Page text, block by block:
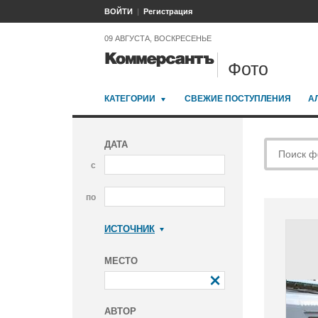
ВОЙТИ Регистрация
09 АВГУСТА, ВОСКРЕСЕНЬЕ
Фото
КАТЕГОРИИ СВЕЖИЕ ПОСТУПЛЕНИЯ
ДАТА
с
по
ИСТОЧНИК
МЕСТО
АВТОР